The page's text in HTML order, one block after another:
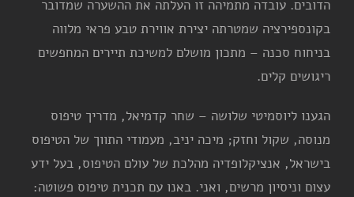
הדובים. עובדה מתמיהה זו העלתה את ההשערה שמדובר
בקונספירציה שמטרתה יצירת אווירת טבע פראי מלווה
בניחוח סכנה – מתכון מושלם למשיכת תיירים המחפשים
ריגושים קלים.
הגענו ליוסמיטי שלושה – שחר קדמיאל, מדריך טיפוס
מנוסה, שקול וחזק; מיכה יניב, מעמודי התווך של הטיפוס
בישראל, אנציקלופדיה מהלכת של עולם הטיפוס, בעל ידע
עצום וניסיון מרשים, ואני. באנו עם תכנית טיפוס פשוטה: